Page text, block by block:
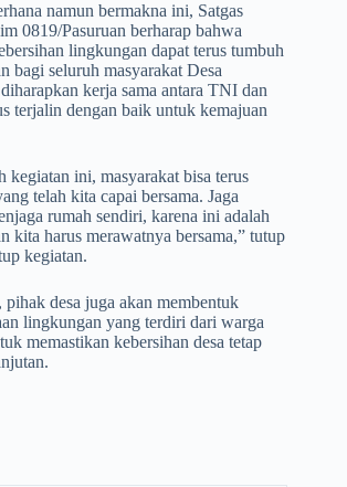
namun bermakna ini, Satgas
0819/Pasuruan berharap bahwa
lingkungan dapat terus tumbuh
bagi seluruh masyarakat Desa
kerja sama antara TNI dan
terjalin dengan baik untuk kemajuan
kegiatan ini, masyarakat bisa terus
telah kita capai bersama. Jaga
rumah sendiri, karena ini adalah
kita harus merawatnya bersama,” tutup
kegiatan.
desa juga akan membentuk
lingkungan yang terdiri dari warga
memastikan kebersihan desa tetap